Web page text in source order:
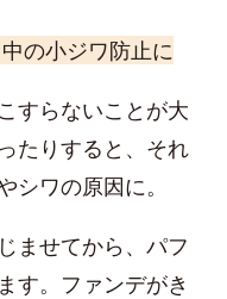
の小ジワ防止に
すらないことが大
たりすると、それ
シワの原因に。
ませてから、パフ
す。ファンデがき